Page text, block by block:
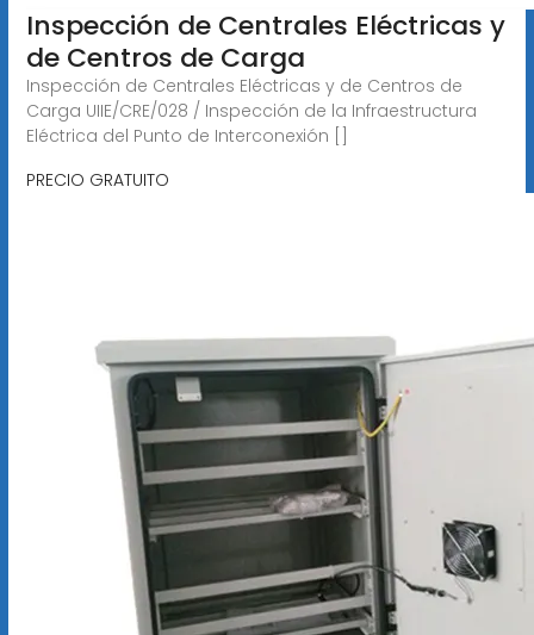
Inspección de Centrales Eléctricas y
de Centros de Carga
Inspección de Centrales Eléctricas y de Centros de
Carga UIIE/CRE/028 / Inspección de la Infraestructura
Eléctrica del Punto de Interconexión []
PRECIO GRATUITO